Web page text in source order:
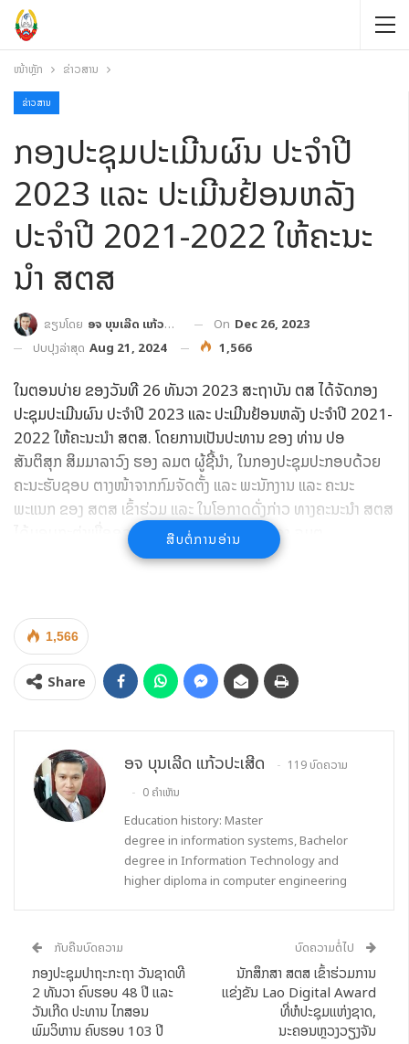
ໜ້າຫຼັກ ຂ່າວສານ
ຂ່າວສານ
ກອງປະຊຸມປະເມີນຜົນ ປະຈໍາປີ
2023 ແລະ ປະເມີນຢ້ອນຫລັງ
ປະຈໍາປີ 2021-2022 ໃຫ້ຄະນະ
ນໍາ ສຕສ
ຂຽນໂດຍ ອຈ ບຸນເລີດ ແກ້ວປະເສີດ On Dec 26, 2023
ປັບປຸງລ່າສຸດ Aug 21, 2024 1,566
ໃນຕອນບ່າຍ ຂອງວັນທີ 26 ທັນວາ 2023 ສະຖາບັນ ຕສ ໄດ້ຈັດກອງ
ປະຊຸມປະເມີນຜົນ ປະຈໍາປີ 2023 ແລະ ປະເມີນຢ້ອນຫລັງ ປະຈໍາປີ 2021-
2022 ໃຫ້ຄະນະນໍາ ສຕສ. ໂດຍການເປັນປະທານ ຂອງ ທ່ານ ປອ
ສັນຕິສຸກ ສິມມາລາວົງ ຮອງ ລມຕ ຜູ້ຊີ້ນໍາ, ໃນກອງປະຊຸມປະກອບດ້ວຍ
ຄະນະຮັບຊອບ ຕາງໜ້າຈາກກົມຈັດຕັ້ງ ແລະ ພະນັກງານ ແລະ ຄະນະ
ພະແນກ ຂອງ ສຕສ ເຂົ້າຮ່ວມ ແລະ ໃນໂອກາດດັ່ງກ່າວ ທາງຄະນະນໍາ ສຕສ
ໄດ້ມອບກະຕ່າເພື່ອອວຍພອນປີໃໝ່ໃຫ້ແກ່ ທ່ານ ຮອງ ລມຕ.
ສືບຕໍ່ການອ່ານ
1,566
Share
ອຈ ບຸນເລີດ ແກ້ວປະເສີດ
119 ບົດຄວາມ
0 ຄຳເຫັນ
Education history: Master
degree in information systems, Bachelor
degree in Information Technology and
higher diploma in computer engineering
ກັບຄືນບົດຄວາມ
ກອງປະຊຸມປາຖະກະຖາ ວັນຊາດທີ
2 ທັນວາ ຄົບຮອບ 48 ປີ ແລະ
ວັນເກີດ ປະທານ ໄກສອນ
ພົມວິຫານ ຄົບຮອບ 103 ປີ
ບົດຄວາມຕໍ່ໄປ
ນັກສຶກສາ ສຕສ ເຂົ້າຮ່ວມການ
ແຂ່ງຂັນ Lao Digital Award
ທີ່ຫໍປະຊຸມແຫ່ງຊາດ,
ນະຄອນຫຼວງວຽງຈັນ